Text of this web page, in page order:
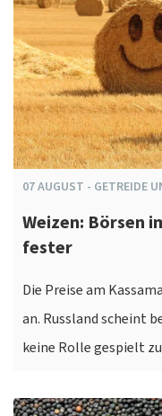
07AUGUST - GETREIDE
Weizen: Börsen
fester
Die Preise am
an. Russland scheint
keine Rolle gespielt